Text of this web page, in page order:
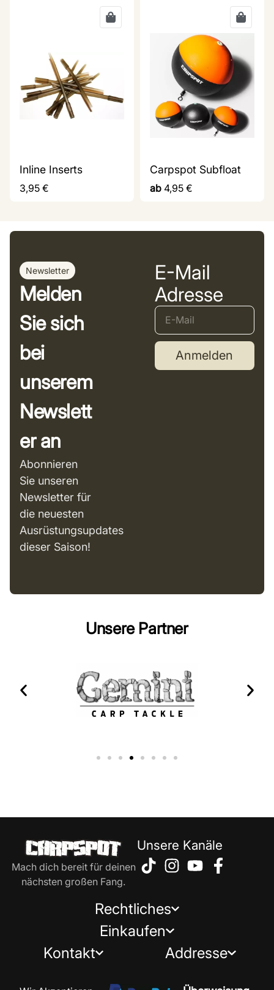
Inline Inserts
3,95 €
Carpspot Subfloat
ab 4,95 €
Newsletter
Melden
Sie sich
bei
unserem
Newslett
er an
Abonnieren
Sie unseren
Newsletter für
die neuesten
Ausrüstungsupdates
dieser Saison!
E-Mail
Adresse
Anmelden
Unsere Partner
Mach dich bereit für deinen
nächsten großen Fang.
Unsere Kanäle
Rechtliches
Einkaufen
Kontakt
Addresse